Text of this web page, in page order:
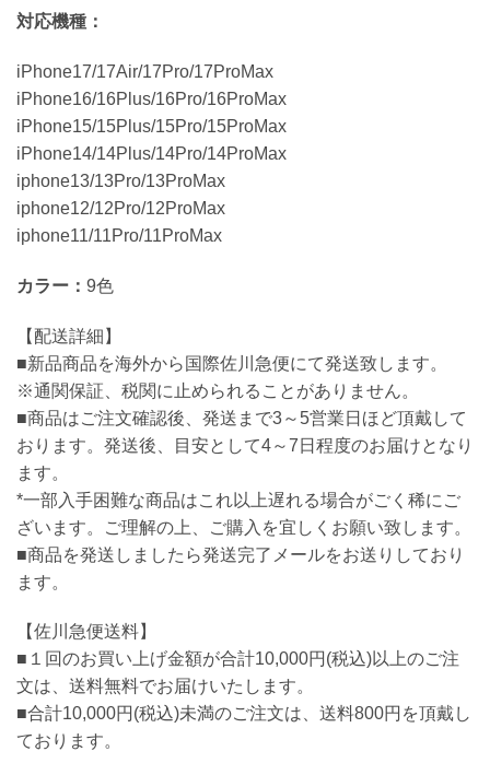
対応機種：
iPhone17/17Air/17Pro/17ProMax
iPhone16/16Plus/16Pro/16ProMax
iPhone15/15Plus/15Pro/15ProMax
iPhone14/14Plus/14Pro/14ProMax
iphone13/13Pro/13ProMax
iphone12/12Pro/12ProMax
iphone11/11Pro/11ProMax
カラー： 9色
【配送詳細】
■新品商品を海外から国際佐川急便にて発送致します。
※通関保証、税関に止められることがありません。
■商品はご注文確認後、発送まで3～5営業日ほど頂戴して
おります。発送後、目安として4～7日程度のお届けとなり
ます。
*一部入手困難な商品はこれ以上遅れる場合がごく稀にご
ざいます。ご理解の上、ご購入を宜しくお願い致します。
■商品を発送しましたら発送完了メールをお送りしており
ます。
【佐川急便送料】
■１回のお買い上げ金額が合計10,000円(税込)以上のご注
文は、送料無料でお届けいたします。
■合計10,000円(税込)未満のご注文は、送料800円を頂戴し
ております。